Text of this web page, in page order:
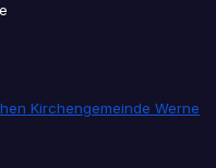
Kirchengemeinde Werne